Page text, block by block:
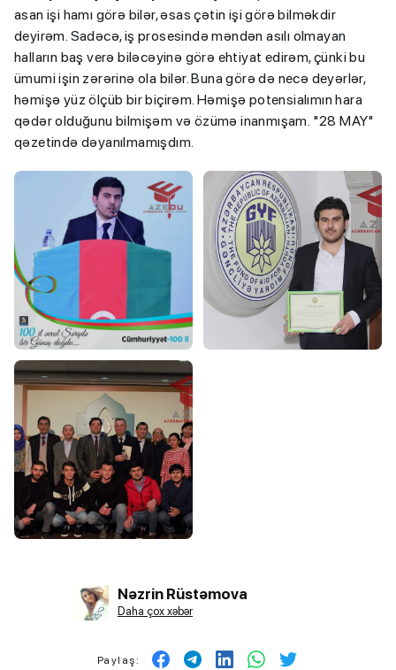
asan işi hamı görə bilər, əsas çətin işi görə bilməkdir
deyirəm. Sadəcə, iş prosesində məndən asılı olmayan
halların baş verə biləcəyinə görə ehtiyat edirəm, çünki bu
ümumi işin zərərinə ola bilər. Buna görə də necə deyərlər,
həmişə yüz ölçüb bir biçirəm. Həmişə potensialımın hara
qədər olduğunu bilmişəm və özümə inanmışam. "28 MAY"
qəzetində dəyanılmamışdım.
Nəzrin Rüstəmova
Daha çox xəbər
Paylaş: